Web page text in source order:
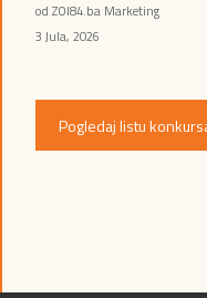
od ZOI84.ba Marketing
3 Jula, 2026
Pogledaj listu